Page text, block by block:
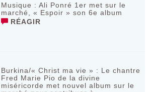
Musique : Ali Ponré 1er met sur le
marché, « Espoir » son 6e album
RÉAGIR
Burkina/« Christ ma vie » : Le chantre
Fred Marie Pio de la divine
miséricorde met nouvel album sur le